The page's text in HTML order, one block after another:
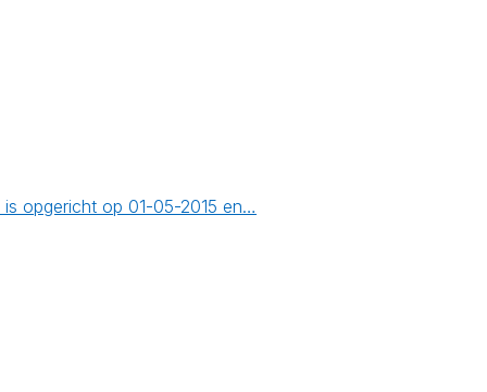
opgericht op 01-05-2015 en…